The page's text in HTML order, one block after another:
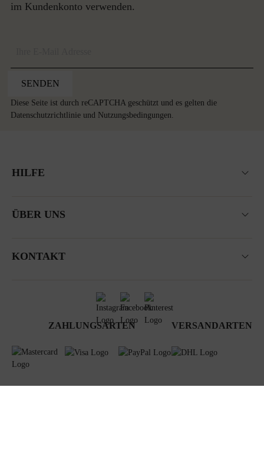
im Kundenkonto verwenden.
SENDEN
Diese Seite ist durch reCAPTCHA geschützt und es gelten die
Datenschutzrichtlinie und Nutzungsbedingungen.
HILFE
ÜBER UNS
KONTAKT
ZAHLUNGSARTEN VERSANDARTEN